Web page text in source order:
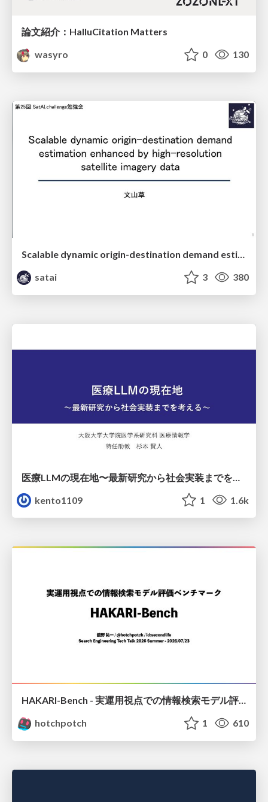
論文紹介：HalluCitation Matters
wasyro
0 130
Scalable dynamic origin-destination demand estimation enhanced by high-resolution satellite imagery data
satai
3 380
kento1109
1 1.6k
HAKARI-Bench - 実運用視点での情報検索モデル評価ベンチマーク
hotchpotch
1 610